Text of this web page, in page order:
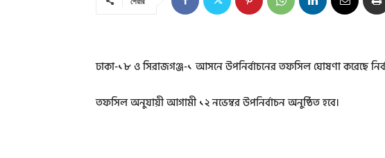
ঢাকা-১৮ ও সিরাজগঞ্জ-১ আসনে উপনির্বাচনের তফসিল ঘোষণা করেছে
তফসিল অনুযায়ী আগামী ১২ নভেম্বর উপনির্বাচন অনুষ্ঠিত হবে।